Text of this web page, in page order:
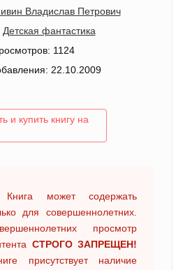
Владислав Петрович
Детская фантастика
1124
22.10.2009
и купить книгу на
Книга может содержать
для совершеннолетних.
просмотр
СТРОГО ЗАПРЕЩЕН!
присутствует наличие